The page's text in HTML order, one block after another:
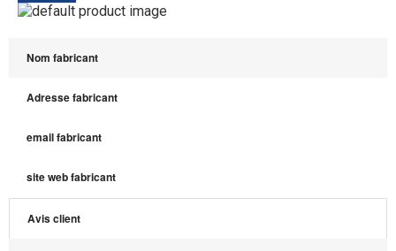
Nom fabricant
Adresse fabricant
email fabricant
site web fabricant
Avis client